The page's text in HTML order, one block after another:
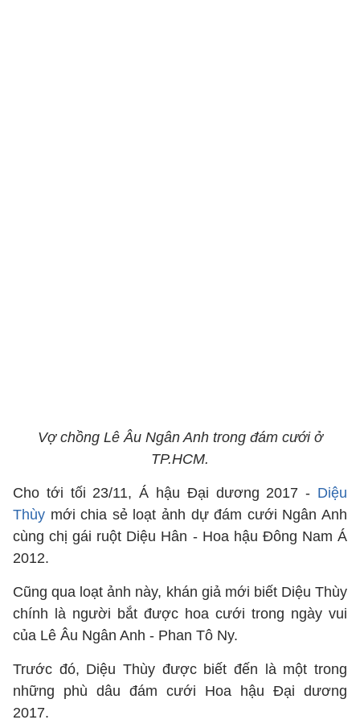
Vợ chồng Lê Âu Ngân Anh trong đám cưới ở
TP.HCM.
Cho tới tối 23/11, Á hậu Đại dương 2017 - Diệu
Thùy mới chia sẻ loạt ảnh dự đám cưới Ngân Anh
cùng chị gái ruột Diệu Hân - Hoa hậu Đông Nam Á
2012.
Cũng qua loạt ảnh này, khán giả mới biết Diệu Thùy
chính là người bắt được hoa cưới trong ngày vui
của Lê Âu Ngân Anh - Phan Tô Ny.
Trước đó, Diệu Thùy được biết đến là một trong
những phù dâu đám cưới Hoa hậu Đại dương
2017.